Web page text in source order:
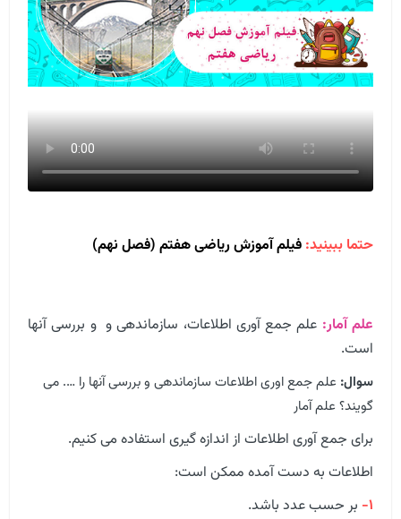
حتما ببینید:فیلم آموزش ریاضی هفتم (فصل نهم)
علم آمار: علم جمع آوری اطلاعات، سازماندهی و و بررسی آنها
است.
سوال: علم جمع اوری اطلاعات سازماندهی و بررسی آنها را …. می
گویند؟ علم آمار
برای جمع آوری اطلاعات از اندازه گیری استفاده می کنیم.
اطلاعات به دست آمده ممکن است:
۱- بر حسب عدد باشد.